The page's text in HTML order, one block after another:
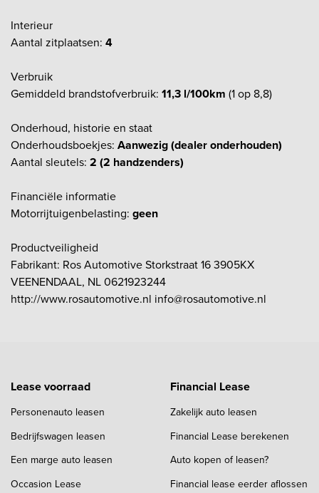
Interieur
Aantal zitplaatsen: 4
Verbruik
Gemiddeld brandstofverbruik: 11,3 l/100km (1 op 8,8)
Onderhoud, historie en staat
Onderhoudsboekjes: Aanwezig (dealer onderhouden)
Aantal sleutels: 2 (2 handzenders)
Financiële informatie
Motorrijtuigenbelasting: geen
Productveiligheid
Fabrikant: Ros Automotive Storkstraat 16 3905KX
VEENENDAAL, NL 0621923244
http://www.rosautomotive.nl info@rosautomotive.nl
Lease voorraad
Personenauto leasen
Bedrijfswagen leasen
Een marge auto leasen
Occasion Lease
Financial Lease
Zakelijk auto leasen
Financial Lease berekenen
Auto kopen of leasen?
Financial lease eerder aflossen